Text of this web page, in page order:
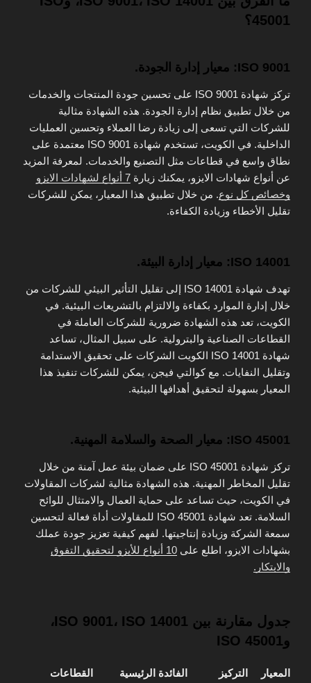
45001؟
ISO 9001: معيار إدارة الجودة.
تركز شهادة ISO 9001 على تحسين جودة المنتجات والخدمات
من خلال تطبيق نظام إدارة الجودة. هذه الشهادة مثالية
للشركات التي تسعى إلى زيادة رضا العملاء وتحسين العمليات
الداخلية. في الكويت، تستخدم شهادة ISO 9001 معتمدة على
نطاق واسع في قطاعات مثل التصنيع والخدمات. لمعرفة المزيد
عن أنواع شهادات الايزو، يمكنك زيارة
7 أنواع لشهادات الايزو
وخصائص كل نوع. من خلال تطبيق هذا المعيار، يمكن للشركات
تقليل الأخطاء وزيادة الكفاءة.
ISO 14001: معيار إدارة البيئة.
تهدف شهادة ISO 14001 إلى تقليل التأثير البيئي للشركات من
خلال إدارة الموارد بكفاءة والالتزام بالتشريعات البيئية. في
الكويت، تعد هذه الشهادة ضرورية للشركات العاملة في
القطاعات الصناعية والبترولية. على سبيل المثال، تساعد
شهادة ISO 14001 الكويت الشركات على تحقيق الاستدامة
وتقليل النفايات. مع كوالتي فيجن، يمكن للشركات تنفيذ هذا
المعيار بسهولة لتحقيق أهدافها البيئية.
ISO 45001: معيار الصحة والسلامة المهنية.
تركز شهادة ISO 45001 على ضمان بيئة عمل آمنة من خلال
تقليل المخاطر المهنية. هذه الشهادة مثالية لشركات المقاولات
في الكويت، حيث تساعد على حماية العمال والامتثال للوائح
السلامة. تعد شهادة ISO 45001 للمقاولات أداة فعالة لتحسين
سمعة الشركة وزيادة إنتاجيتها. لفهم كيفية تعزيز جودة عملك
بشهادات الايزو، اطلع على
10 أنواع للأيزو لتحقيق التفوق
والابتكار.
جدول مقارنة بين ISO 9001، ISO 14001،
وISO 45001
المعيار التركيز الفائدة الرئيسية
القطاعات